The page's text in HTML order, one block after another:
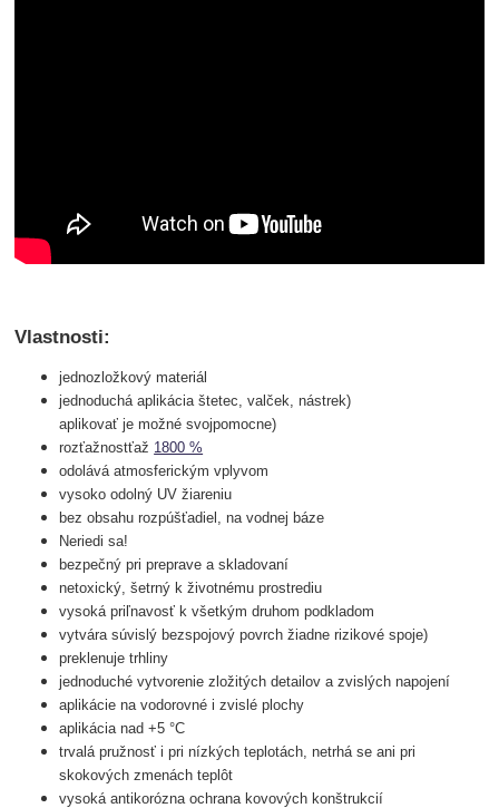
Vlastnosti:
jednozložkový materiál
jednoduchá aplikácia štetec, valček, nástrek)
aplikovať je možné svojpomocne)
rozťažnostťaž 1800 %
odolává atmosferickým vplyvom
vysoko odolný UV žiareniu
bez obsahu rozpúšťadiel, na vodnej báze
Neriedi sa!
bezpečný pri preprave a skladovaní
netoxický, šetrný k životnému prostrediu
vysoká priľnavosť k všetkým druhom podkladom
vytvára súvislý bezspojový povrch žiadne rizikové spoje)
preklenuje trhliny
jednoduché vytvorenie zložitých detailov a zvislých napojení
aplikácie na vodorovné i zvislé plochy
aplikácia nad +5 °C
trvalá pružnosť i pri nízkých teplotách, netrhá se ani pri
skokových zmenách teplôt
vysoká antikorózna ochrana kovových konštrukcií